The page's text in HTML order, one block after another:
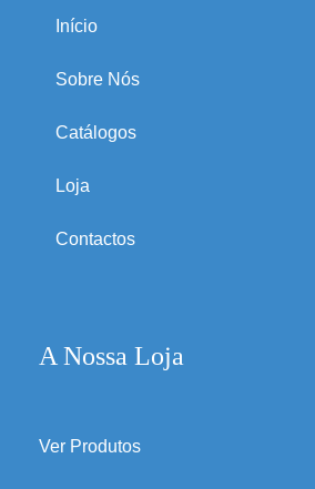
Início
Sobre Nós
Catálogos
Loja
Contactos
A Nossa Loja
Ver Produtos